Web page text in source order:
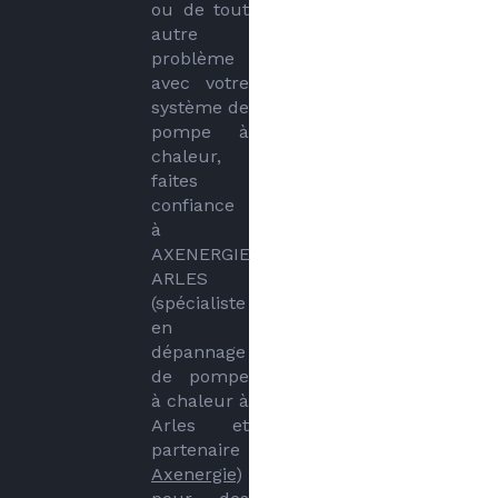
ou de tout
autre
problème
avec votre
système de
pompe à
chaleur,
faites
confiance
à
AXENERGIE
ARLES
(spécialiste
en
dépannage
de pompe
à chaleur à
Arles et
Axenergie)